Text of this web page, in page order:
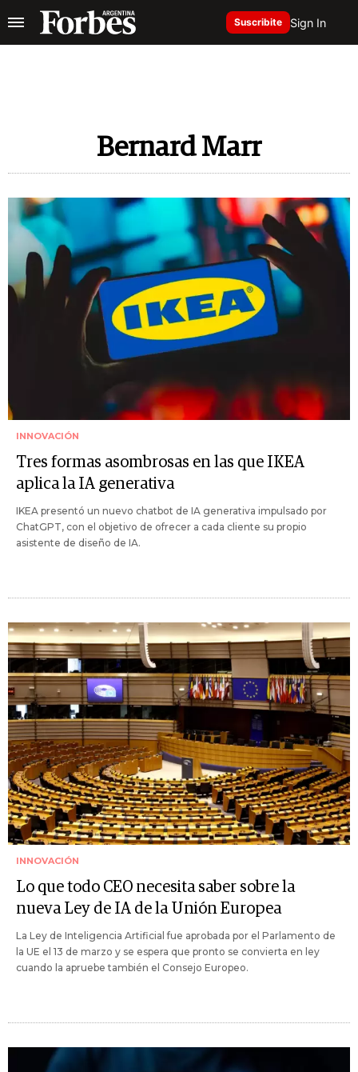
Suscribite Sign In
Bernard Marr
INNOVACIÓN
Tres formas asombrosas en las que IKEA
aplica la IA generativa
IKEA presentó un nuevo chatbot de IA generativa impulsado por
ChatGPT, con el objetivo de ofrecer a cada cliente su propio
asistente de diseño de IA.
INNOVACIÓN
Lo que todo CEO necesita saber sobre la
nueva Ley de IA de la Unión Europea
La Ley de Inteligencia Artificial fue aprobada por el Parlamento de
la UE el 13 de marzo y se espera que pronto se convierta en ley
cuando la apruebe también el Consejo Europeo.